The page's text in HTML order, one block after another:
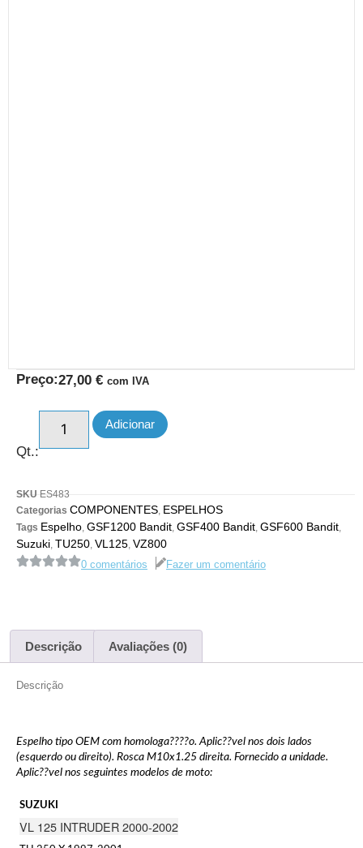
Preço:27,00 € com IVA
Qt.:
Adicionar
SKU ES483
Categorias COMPONENTES, ESPELHOS
Tags Espelho, GSF1200 Bandit, GSF400 Bandit, GSF600 Bandit,
Suzuki, TU250, VL125, VZ800
0 comentários Fazer um comentário
Descrição Avaliações (0)
Descrição
Espelho tipo OEM com homologa????o. Aplic??vel nos dois lados
(esquerdo ou direito). Rosca M10x1.25 direita. Fornecido a unidade.
Aplic??vel nos seguintes modelos de moto:
SUZUKI
VL 125 INTRUDER 2000-2002